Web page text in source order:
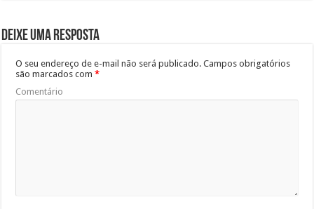
Deixe uma resposta
O seu endereço de e-mail não será publicado. Campos obrigatórios
são marcados com*
Comentário